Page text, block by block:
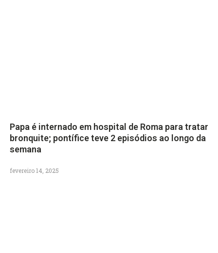
Papa é internado em hospital de Roma para tratar
bronquite; pontífice teve 2 episódios ao longo da
semana
fevereiro 14, 2025